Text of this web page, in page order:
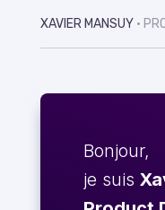
XAVIER MANSUY •
Bonjour,
je suis